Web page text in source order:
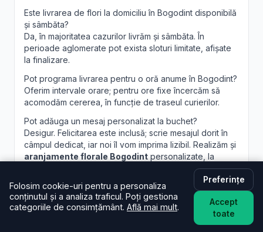
Este livrarea de flori la domiciliu în Bogodint disponibilă
și sâmbăta?
Da, în majoritatea cazurilor livrăm și sâmbăta. În
perioade aglomerate pot exista sloturi limitate, afișate
la finalizare.
Pot programa livrarea pentru o oră anume în Bogodint?
Oferim intervale orare; pentru ore fixe încercăm să
acomodăm cererea, în funcție de traseul curierilor.
Pot adăuga un mesaj personalizat la buchet?
Desigur. Felicitarea este inclusă; scrie mesajul dorit în
câmpul dedicat, iar noi îl vom imprima lizibil. Realizăm și
aranjamente florale Bogodint personalizate, la
Folosim cookie-uri pentru a personaliza
conținutul și a analiza traficul. Poți gestiona
categoriile de consimțământ. Află mai mult.
Preferințe
Accept
toate